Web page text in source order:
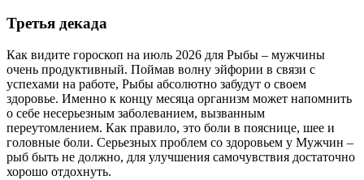
Третья декада
Как видите гороскоп на июль 2026 для Рыбы – мужчины
очень продуктивный. Поймав волну эйфории в связи с
успехами на работе, Рыбы абсолютно забудут о своем
здоровье. Именно к концу месяца организм может напомнить
о себе несерьезным заболеванием, вызванным
переутомлением. Как правило, это боли в пояснице, шее и
головные боли. Серьезных проблем со здоровьем у Мужчин –
рыб быть не должно, для улучшения самочувствия достаточно
хорошо отдохнуть.